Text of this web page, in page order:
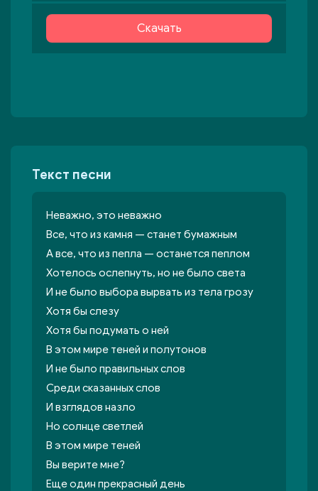
Скачать
Текст песни
Неважно, это неважно
Все, что из камня — станет бумажным
А все, что из пепла — останется пеплом
Хотелось ослепнуть, но не было света
И не было выбора вырвать из тела грозу
Хотя бы слезу
Хотя бы подумать о ней
В этом мире теней и полутонов
И не было правильных слов
Среди сказанных слов
И взглядов назло
Но солнце светлей
В этом мире теней
Вы верите мне?
Еще один прекрасный день